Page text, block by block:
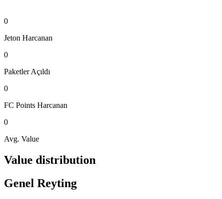
0
Jeton Harcanan
0
Paketler Açıldı
0
FC Points Harcanan
0
Avg. Value
Value distribution
Genel Reyting